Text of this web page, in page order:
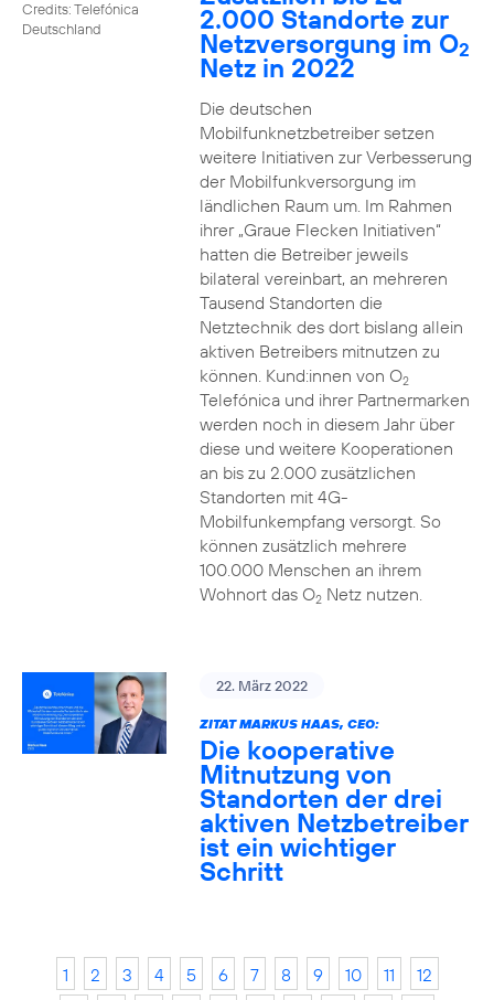
Credits: Telefónica
Deutschland
2.000 Standorte zur
Netzversorgung im O2
Netz in 2022
Die deutschen
Mobilfunknetzbetreiber setzen
weitere Initiativen zur Verbesserung
der Mobilfunkversorgung im
ländlichen Raum um. Im Rahmen
ihrer „Graue Flecken Initiativen“
hatten die Betreiber jeweils
bilateral vereinbart, an mehreren
Tausend Standorten die
Netztechnik des dort bislang allein
aktiven Betreibers mitnutzen zu
können. Kund:innen von O2
Telefónica und ihrer Partnermarken
werden noch in diesem Jahr über
diese und weitere Kooperationen
an bis zu 2.000 zusätzlichen
Standorten mit 4G-
Mobilfunkempfang versorgt. So
können zusätzlich mehrere
100.000 Menschen an ihrem
Wohnort das O2Netz nutzen.
22. März 2022
ZITAT MARKUS HAAS, CEO:
Die kooperative
Mitnutzung von
Standorten der drei
aktiven Netzbetreiber
ist ein wichtiger
Schritt
1 2 3 4 5 6 7 8 9 10 11
12